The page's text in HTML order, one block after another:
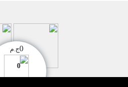
0ج.م
0